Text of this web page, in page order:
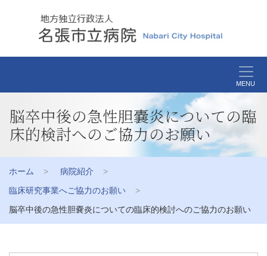
MENU
脳卒中後の急性胆嚢炎についての臨
床的検討へのご協力のお願い
ホーム
病院紹介
臨床研究事業へご協力のお願い
脳卒中後の急性胆嚢炎についての臨床的検討へのご協力のお願い